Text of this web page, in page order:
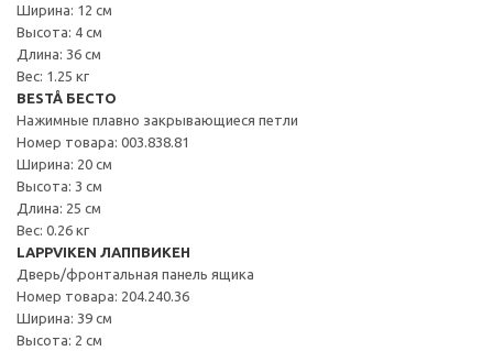
Ширина: 12 см
Высота: 4 см
Длина: 36 см
Вес: 1.25 кг
BESTÅ БЕСТО
Нажимные плавно закрывающиеся петли
Номер товара: 003.838.81
Ширина: 20 см
Высота: 3 см
Длина: 25 см
Вес: 0.26 кг
LAPPVIKEN ЛАППВИКЕН
Дверь/фронтальная панель ящика
Номер товара: 204.240.36
Ширина: 39 см
Высота: 2 см